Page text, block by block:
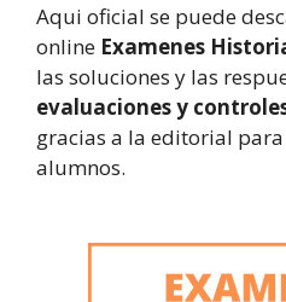
Aqui oficial se puede
online Examenes
las soluciones y las
evaluaciones y
gracias a la editorial
alumnos.